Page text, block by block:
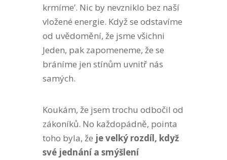
krmíme’. Nic by nevzniklo bez naší
vložené energie. Když se odstavíme
od uvědomění, že jsme všichni
Jeden, pak zapomeneme, že se
bráníme jen stínům uvnitř nás
samých.
Koukám, že jsem trochu odbočil od
zákoníků. No každopádně, pointa
toho byla, že je velký rozdíl, když
své jednání a smýšlení